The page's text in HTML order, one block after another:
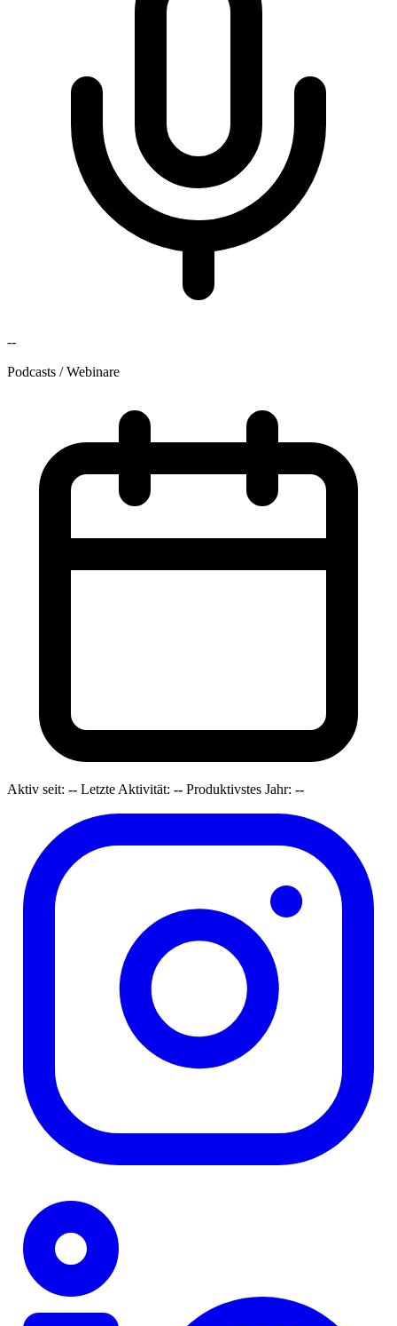
--
Podcasts / Webinare
Aktiv seit: -- Letzte Aktivität: -- Produktivstes Jahr: --